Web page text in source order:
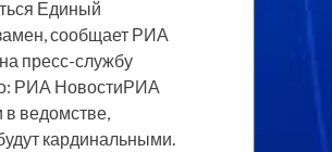
Единый
сообщает РИА
пресс-службу
РИА НовостиРИА
в ведомстве,
кардинальными.